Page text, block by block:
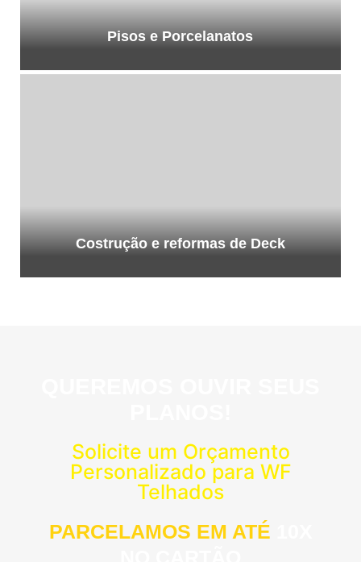
Pisos e Porcelanatos
Costrução e reformas de Deck
Solicite um Orçamento
Personalizado para WF
Telhados
PARCELAMOS EM ATÉ